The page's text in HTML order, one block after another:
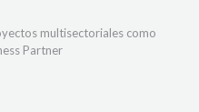
multisectoriales como
Partner